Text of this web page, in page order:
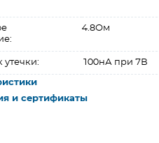
4.8Ом
утечки: 100нА при 7В
и сертификаты